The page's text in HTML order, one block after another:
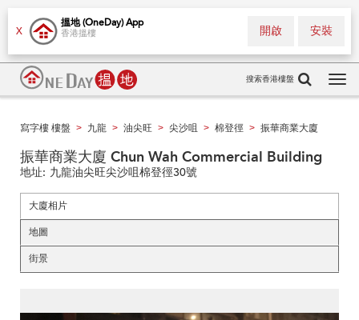
X
搵地 (OneDay) App
香港搵樓 安裝
開啟
搜索香港樓盤
寫字樓 樓盤 > 九龍 > 油尖旺 > 尖沙咀 > 棉登徑 > 振華商業大廈
振華商業大廈 Chun Wah Commercial Building
地址: 九龍油尖旺尖沙咀棉登徑30號
大廈相片
地圖
街景